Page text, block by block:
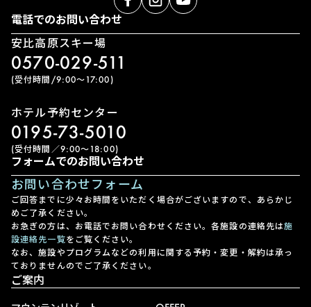
電話でのお問い合わせ
安比高原スキー場
0570-029-511
(受付時間/9:00〜17:00)
ホテル予約センター
0195-73-5010
(受付時間／9:00〜18:00)
フォームでのお問い合わせ
お問い合わせフォーム
ご回答までに少々お時間をいただく場合がございますので、あらかじ
めご了承ください。
お急ぎの方は、お電話でお問い合わせください。各施設の連絡先は施
設連絡先一覧をご覧ください。
なお、施設やプログラムなどの利用に関する予約・変更・解約は承っ
ておりませんのでご了承ください。
ご案内